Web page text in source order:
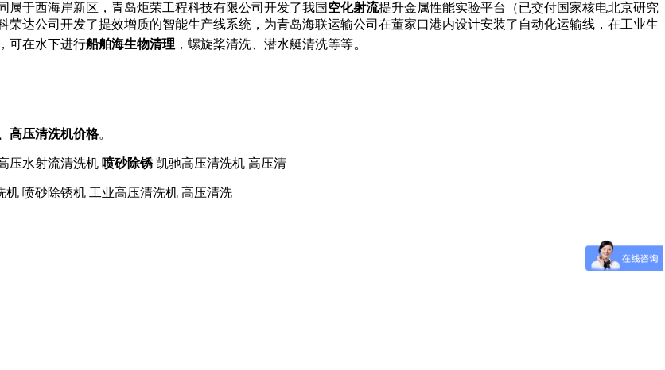
于西海岸新区，青岛炬荣工程科技有限公司开发了我国空化射流提升金属性能实验平台（已交付国家核电北京研究
达公司开发了提效增质的智能生产线系统，为青岛海联运输公司在董家口港内设计安装了自动化运输线，在工业生
可在水下进行船舶海生物清理 ，螺旋桨清洗、潜水艇清洗等等。
高压清洗机价格。
压水射流清洗机 喷砂除锈凯驰高压清洗机 高压清
喷砂除锈机 工业高压清洗机 高压清洗